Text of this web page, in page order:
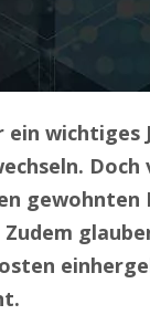
ein wichtiges
gewohnten